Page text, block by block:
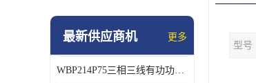
模块化产品
特殊用处传感器
最新供应商机 更多
WBP214P75三相三线有功功率传感器鸿泰顺达产品稳定性好
型号